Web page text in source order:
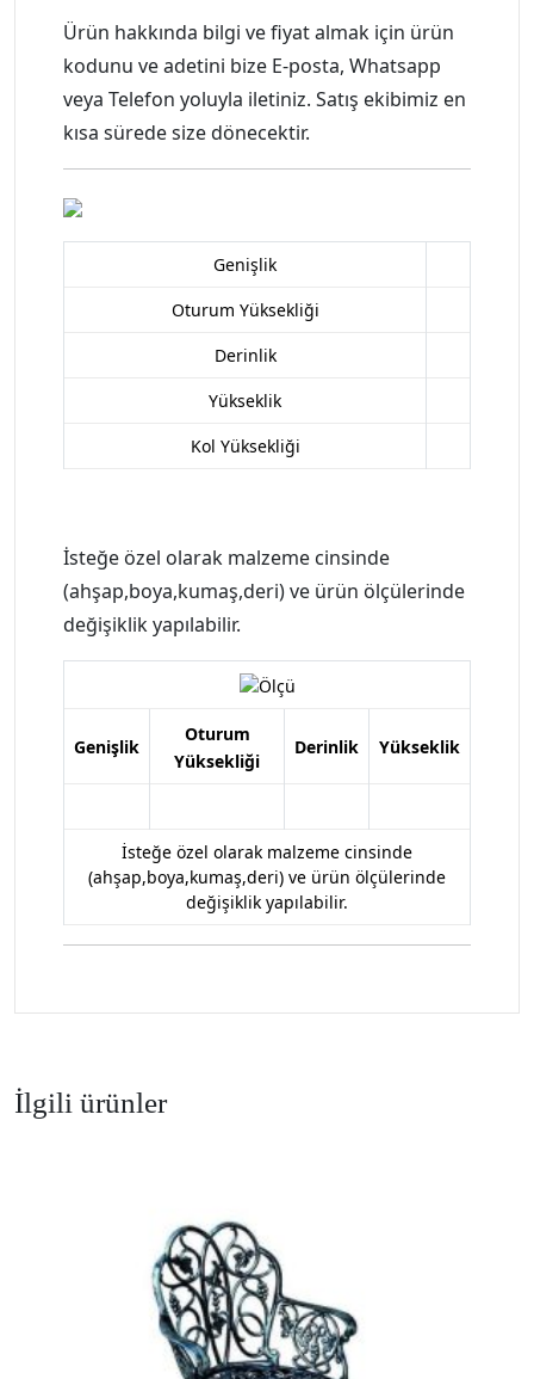
Ürün hakkında bilgi ve fiyat almak için ürün
kodunu ve adetini bize E-posta, Whatsapp
veya Telefon yoluyla iletiniz. Satış ekibimiz en
kısa sürede size dönecektir.
Genişlik
Oturum Yüksekliği
Derinlik
Yükseklik
Kol Yüksekliği
İsteğe özel olarak malzeme cinsinde
(ahşap,boya,kumaş,deri) ve ürün ölçülerinde
değişiklik yapılabilir.
Genişlik
Oturum
Yüksekliği
Derinlik Yükseklik
İsteğe özel olarak malzeme cinsinde
(ahşap,boya,kumaş,deri) ve ürün ölçülerinde
değişiklik yapılabilir.
İlgili ürünler